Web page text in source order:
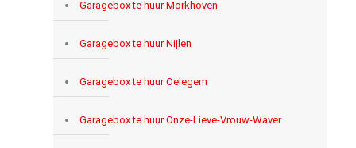
Garagebox te huur Morkhoven
Garagebox te huur Nijlen
Garagebox te huur Oelegem
Garagebox te huur Onze-Lieve-Vrouw-Waver